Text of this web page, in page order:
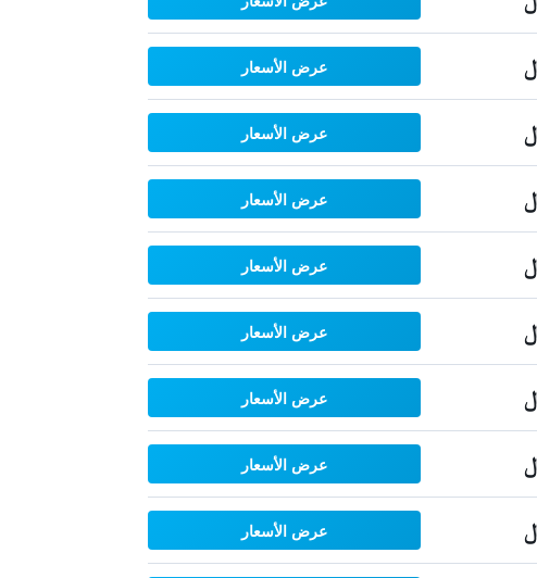
عرض الأسعار
عرض الأسعار
عرض الأسعار
عرض الأسعار
عرض الأسعار
عرض الأسعار
عرض الأسعار
عرض الأسعار